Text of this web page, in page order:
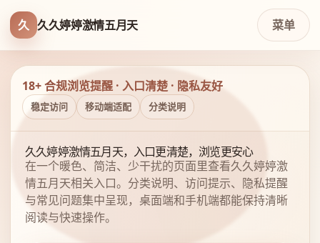
久 久久婷婷激情五月天 菜单
18+ 合规浏览提醒 · 入口清楚 · 隐私友好
稳定访问 移动端适配 分类说明
久久婷婷激情五月天，入口更清楚，浏览更安心
在一个暖色、简洁、少干扰的页面里查看久久婷婷激
情五月天相关入口。分类说明、访问提示、隐私提醒
与常见问题集中呈现，桌面端和手机端都能保持清晰
阅读与快速操作。